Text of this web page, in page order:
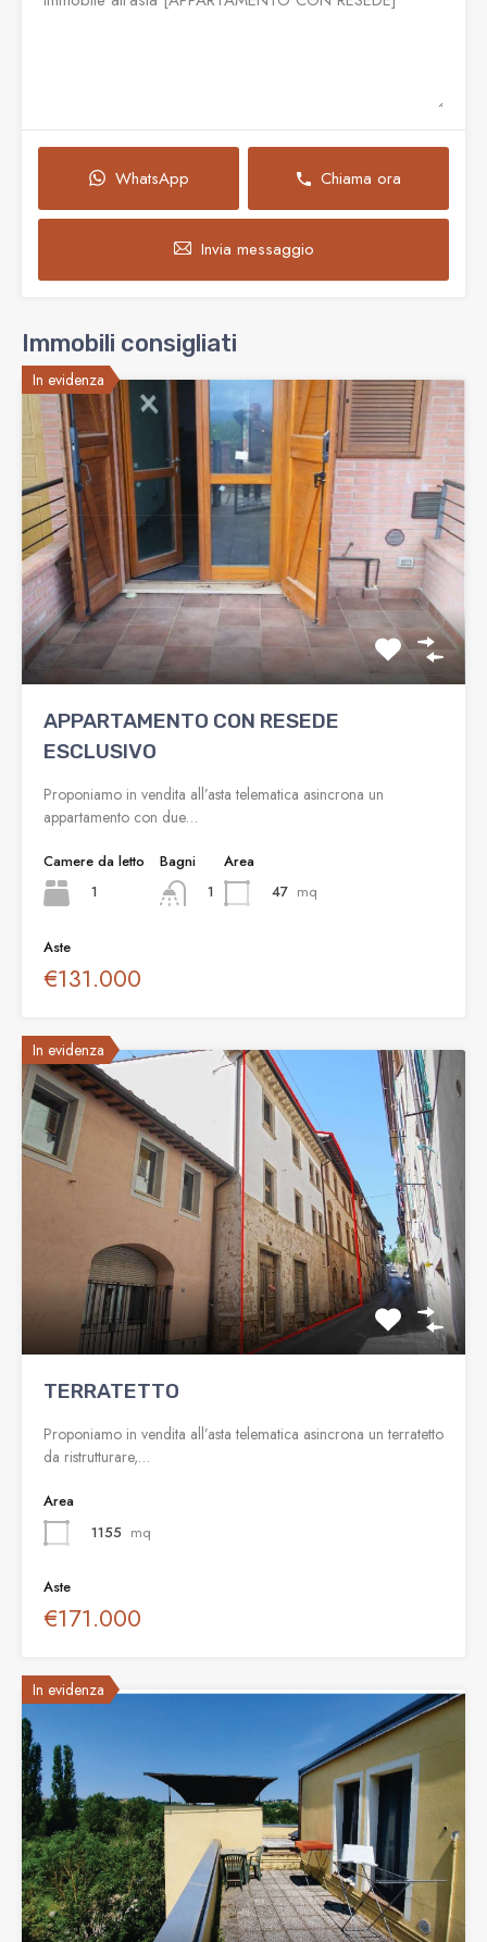
WhatsApp Chiama ora
Invia messaggio
Immobili consigliati
In evidenza
APPARTAMENTO CON RESEDE
ESCLUSIVO
Proponiamo in vendita all’asta telematica asincrona un
appartamento con due…
Camere da letto
1
Bagni
1
Area
47 mq
Aste
€131.000
In evidenza
TERRATETTO
Proponiamo in vendita all’asta telematica asincrona un terratetto
da ristrutturare,…
Area
1155 mq
Aste
€171.000
In evidenza